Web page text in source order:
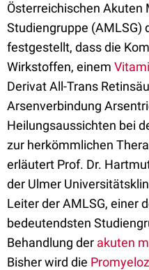
Österreichischen Akuten
Studiengruppe (AMLSG)
festgestellt, dass die
Wirkstoffen, einem
Derivat All-Trans
Arsenverbindung
Heilungsaussichten bei
zur herkömmlichen
erläutert Prof. Dr.
der Ulmer
Leiter der AMLSG, einer
bedeutendsten
Behandlung der akuten
Bisher wird die